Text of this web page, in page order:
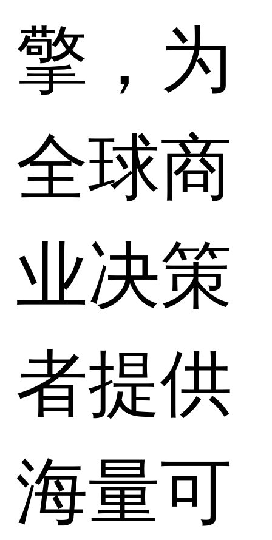
擎，为
全球商
业决策
者提供
海量可